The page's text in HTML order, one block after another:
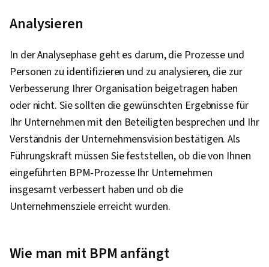
Analysieren
In der Analysephase geht es darum, die Prozesse und
Personen zu identifizieren und zu analysieren, die zur
Verbesserung Ihrer Organisation beigetragen haben
oder nicht. Sie sollten die gewünschten Ergebnisse für
Ihr Unternehmen mit den Beteiligten besprechen und Ihr
Verständnis der Unternehmensvision bestätigen. Als
Führungskraft müssen Sie feststellen, ob die von Ihnen
eingeführten BPM-Prozesse Ihr Unternehmen
insgesamt verbessert haben und ob die
Unternehmensziele erreicht wurden.
Wie man mit BPM anfängt